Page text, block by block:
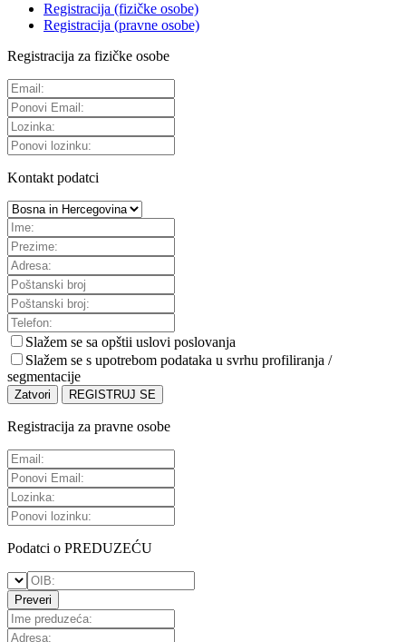
Registracija (fizičke osobe)
Registracija (pravne osobe)
Registracija za fizičke osobe
Kontakt podatci
Slažem se sa opštii uslovi poslovanja
Slažem se s upotrebom podataka u svrhu profiliranja /
segmentacije
Zatvori REGISTRUJ SE
Registracija za pravne osobe
Podatci o PREDUZEĆU
Preveri